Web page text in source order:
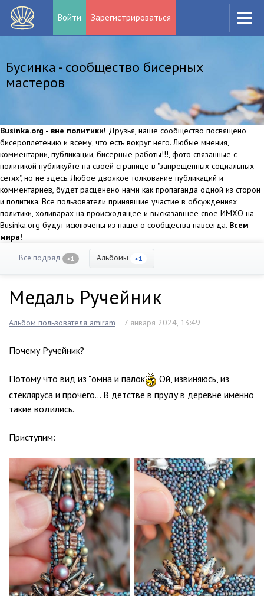
Войти Зарегистрироваться
Бусинка - сообщество бисерных
мастеров
Businka.org - вне политики! Друзья, наше сообщество посвящено
бисероплетению и всему, что есть вокруг него. Любые мнения,
комментарии, публикации, бисерные работы!!!, фото связанные с
политикой публикуйте на своей странице в "запрещенных социальных
сетях", но не здесь. Любое двоякое толкование публикаций и
комментариев, будет расценено нами как пропаганда одной из сторон
и политика. Все пользователи принявшие участие в обсуждениях
политики, холиварах на происходящее и высказавшее свое ИМХО на
Businka.org будут исключены из нашего сообщества навсегда. Всем
мира!
Все подряд +1 Альбомы +1
Медаль Ручейник
Альбом пользователя amiram 7 января 2024, 13:49
Почему Ручейник?
Потому что вид из "омна и палок
Ой, извиняюсь, из
стекляруса и прочего… В детстве в пруду в деревне именно
такие водились.
Приступим: